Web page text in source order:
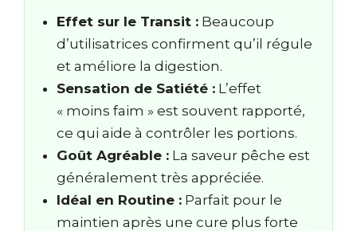
Effet sur le Transit : Beaucoup
d’utilisatrices confirment qu’il régule
et améliore la digestion.
Sensation de Satiété : L’effet
« moins faim » est souvent rapporté,
ce qui aide à contrôler les portions.
Goût Agréable : La saveur pêche est
généralement très appréciée.
Idéal en Routine : Parfait pour le
maintien après une cure plus forte